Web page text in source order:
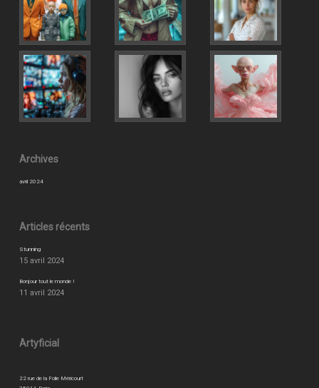
Archives
avril 2024
Articles récents
Stunning
15 avril 2024
Bonjour tout le monde !
11 avril 2024
Artyficial
22 rue de la Folie Méricourt